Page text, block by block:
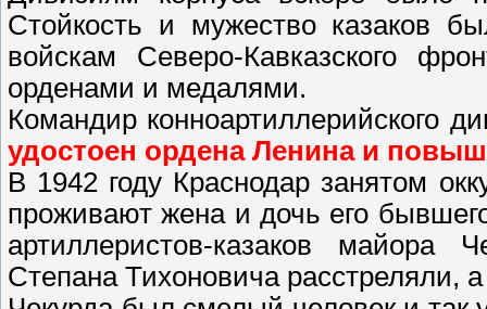
Стойкость и мужество казаков
войскам Северо-Кавказского
орденами и медалями.
Командир конноартиллерийского
удостоен ордена Ленина и
В 1942 году Краснодар занятом
проживают жена и дочь его
артиллеристов-казаков майора
Степана Тихоновича расстреляли,